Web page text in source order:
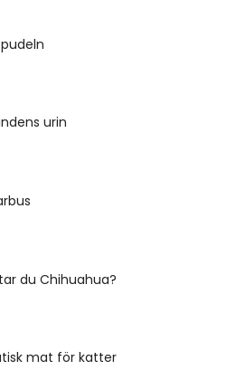
urin
du Chihuahua?
mat för katter